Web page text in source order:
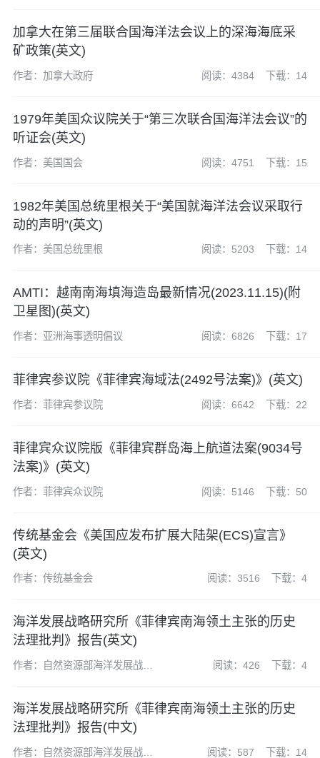
加拿大在第三届联合国海洋法会议上的深海海底采
矿政策(英文)
作者：加拿大政府 阅读：4384 下载：14
1979年美国众议院关于“第三次联合国海洋法会议”的
听证会(英文)
作者：美国国会 阅读：4751 下载：15
1982年美国总统里根关于“美国就海洋法会议采取行
动的声明”(英文)
作者：美国总统里根 阅读：5203 下载：14
AMTI：越南南海填海造岛最新情况(2023.11.15)(附
卫星图)(英文)
作者：亚洲海事透明倡议 阅读：6826 下载：17
菲律宾参议院《菲律宾海域法(2492号法案)》(英文)
作者：菲律宾参议院 阅读：6642 下载：22
菲律宾众议院版《菲律宾群岛海上航道法案(9034号
法案)》(英文)
作者：菲律宾众议院 阅读：5146 下载：50
传统基金会《美国应发布扩展大陆架(ECS)宣言》
(英文)
作者：传统基金会 阅读：3516 下载：4
海洋发展战略研究所《菲律宾南海领土主张的历史
法理批判》报告(英文)
作者：自然资源部海洋发展战略
阅读：426 下载：4
海洋发展战略研究所《菲律宾南海领土主张的历史
法理批判》报告(中文)
作者：自然资源部海洋发展战略 阅读：587 下载：14